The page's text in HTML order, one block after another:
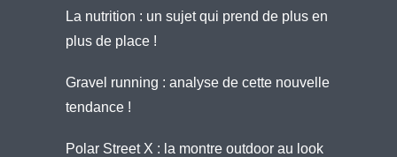
La nutrition : un sujet qui prend de plus en
plus de place !
Gravel running : analyse de cette nouvelle
tendance !
Polar Street X : la montre outdoor au look